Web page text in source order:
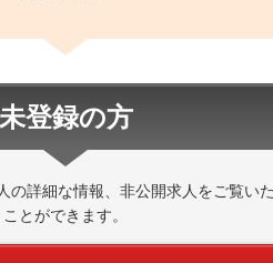
未登録の方
の詳細な情報、非公開求人をご覧い
ことができます。